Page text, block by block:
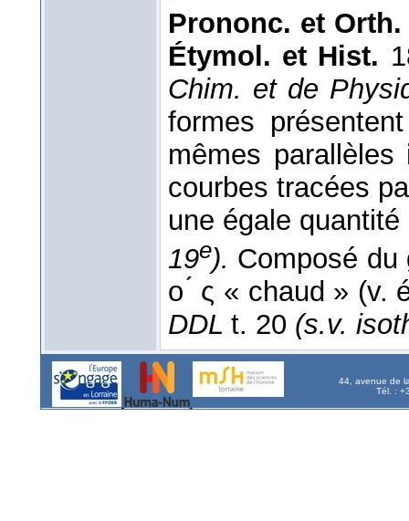
Prononc. et
Étymol. et Hist.
Chim. et de
formes
mêmes parallèles
courbes tracées
une égale
19e). Composé du
ο ́ ς « chaud » (v.
DDL t. 20 (s.v.
44, avenue de
Tél. :